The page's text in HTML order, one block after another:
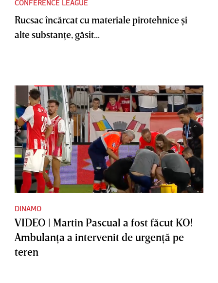
CONFERENCE LEAGUE
Rucsac încărcat cu materiale pirotehnice şi
alte substanţe, găsit...
DINAMO
VIDEO | Martin Pascual a fost făcut KO!
Ambulanţa a intervenit de urgenţă pe
teren